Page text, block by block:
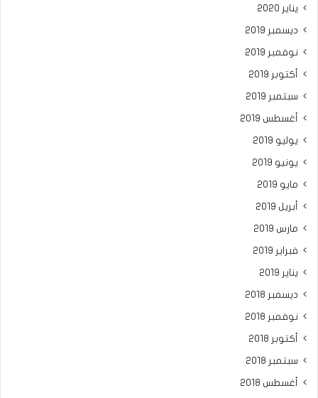
يناير 2020
ديسمبر 2019
نوفمبر 2019
أكتوبر 2019
سبتمبر 2019
أغسطس 2019
يوليو 2019
يونيو 2019
مايو 2019
أبريل 2019
مارس 2019
فبراير 2019
يناير 2019
ديسمبر 2018
نوفمبر 2018
أكتوبر 2018
سبتمبر 2018
أغسطس 2018